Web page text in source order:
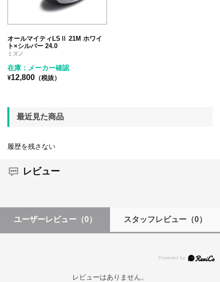
オールマイティLSⅡ 21M ホワイ
ト×シルバー 24.0
ミズノ
在庫：メーカー確認
¥12,800 （税抜）
最近見た商品
履歴を残さない
レビュー
ユーザーレビュー （0） スタッフレビュー（0）
レビューはありません。